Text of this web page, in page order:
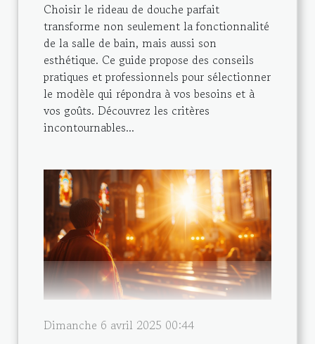
Choisir le rideau de douche parfait
transforme non seulement la fonctionnalité
de la salle de bain, mais aussi son
esthétique. Ce guide propose des conseils
pratiques et professionnels pour sélectionner
le modèle qui répondra à vos besoins et à
vos goûts. Découvrez les critères
incontournables...
Dimanche 6 avril 2025 00:44